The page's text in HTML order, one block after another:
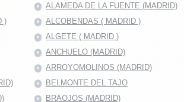
ALAMEDA DE LA FUENTE (MADRID)
)
ALCOBENDAS ( MADRID )
ALGETE ( MADRID )
ANCHUELO (MADRID)
ARROYOMOLINOS (MADRID)
BELMONTE DEL TAJO
BRAOJOS (MADRID)